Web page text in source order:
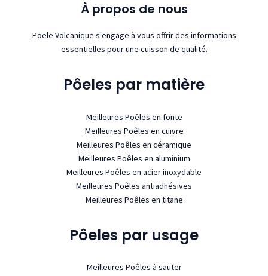
À propos de nous
Poele Volcanique s'engage à vous offrir des informations
essentielles pour une cuisson de qualité.
Pôeles par matière
Meilleures Poêles en fonte
Meilleures Poêles en cuivre
Meilleures Poêles en céramique
Meilleures Poêles en aluminium
Meilleures Poêles en acier inoxydable
Meilleures Poêles antiadhésives
Meilleures Poêles en titane
Pôeles par usage
Meilleures Poêles à sauter